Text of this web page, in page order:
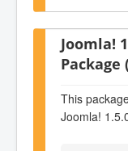
Joomla!
Package
This
Joomla!